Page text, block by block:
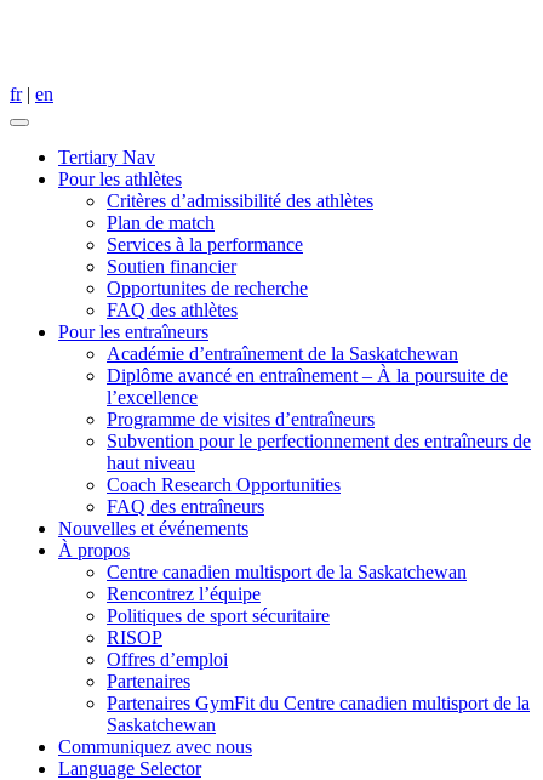
fr| en
Tertiary Nav
Pour les athlètes
Critères dʼadmissibilité des athlètes
Plan de match
Services à la performance
Soutien financier
Opportunites de recherche
FAQ des athlètes
Pour les entraîneurs
Académie d’entraînement de la Saskatchewan
Diplôme avancé en entraînement – À la poursuite de
l’excellence
Programme de visites d’entraîneurs
Subvention pour le perfectionnement des entraîneurs de
haut niveau
Coach Research Opportunities
FAQ des entraîneurs
Nouvelles et événements
À propos
Centre canadien multisport de la Saskatchewan
Rencontrez l’équipe
Politiques de sport sécuritaire
RISOP
Offres d’emploi
Partenaires
Partenaires GymFit du Centre canadien multisport de la
Saskatchewan
Communiquez avec nous
Language Selector